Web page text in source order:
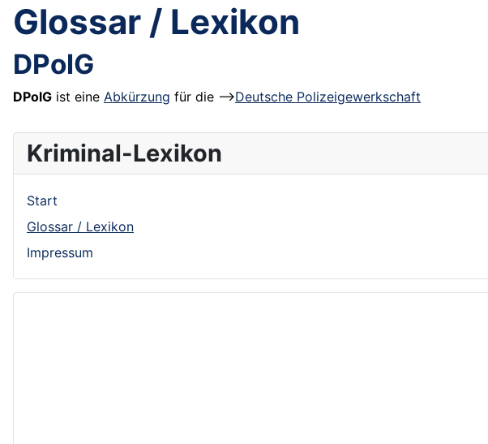
Glossar / Lexikon
DPolG
DPolG ist eine Abkürzung für die -->Deutsche Polizeigewerkschaft
Kriminal-Lexikon
Start
Glossar / Lexikon
Impressum